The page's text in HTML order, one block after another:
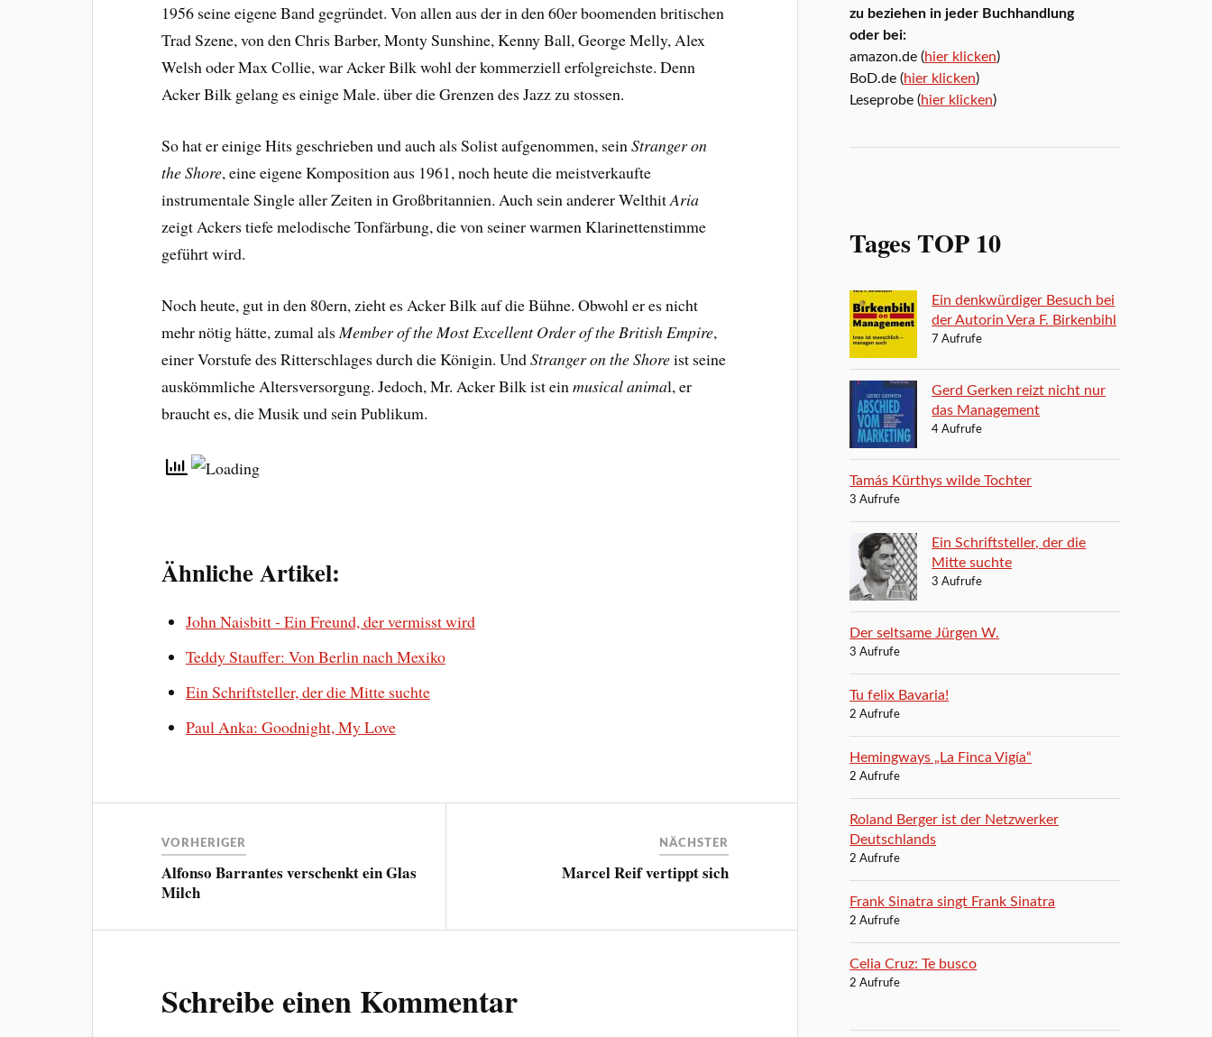
1956 seine eigene Band gegründet. Von allen aus der in den 60er boomenden britischen
Trad Szene, von den Chris Barber, Monty Sunshine, Kenny Ball, George Melly, Alex
Welsh oder Max Collie, war Acker Bilk wohl der kommerziell erfolgreichste. Denn
Acker Bilk gelang es einige Male. über die Grenzen des Jazz zu stossen.
So hat er einige Hits geschrieben und auch als Solist aufgenommen, seinStranger on
the Shore, eine eigene Komposition aus 1961, noch heute die meistverkaufte
instrumentale Single aller Zeiten in Großbritannien. Auch sein anderer WelthitAria
zeigt Ackers tiefe melodische Tonfärbung, die von seiner warmen Klarinettenstimme
geführt wird.
Noch heute, gut in den 80ern, zieht es Acker Bilk auf die Bühne. Obwohl er es nicht
mehr nötig hätte, zumal als Member of the Most Excellent Order of the British Empire,
einer Vorstufe des Ritterschlages durch die Königin. UndStranger on the Shoreist seine
auskömmliche Altersversorgung. Jedoch, Mr. Acker Bilk ist einmusical animal, er
braucht es, die Musik und sein Publikum.
Ähnliche Artikel:
John Naisbitt - Ein Freund, der vermisst wird
Teddy Stauffer: Von Berlin nach Mexiko
Ein Schriftsteller, der die Mitte suchte
Paul Anka: Goodnight, My Love
VORHERIGER
Alfonso Barrantes verschenkt ein Glas
Milch
NÄCHSTER
Marcel Reif vertippt sich
Schreibe einen Kommentar
zu beziehen in jeder Buchhandlung
oder bei:
amazon.de (hier klicken)
BoD.de (hier klicken)
Leseprobe (hier klicken)
Tages TOP 10
Ein denkwürdiger Besuch bei
der Autorin Vera F. Birkenbihl
7 Aufrufe
Gerd Gerken reizt nicht nur
das Management
4 Aufrufe
Tamás Kürthys wilde Tochter
3 Aufrufe
Ein Schriftsteller, der die
Mitte suchte
3 Aufrufe
Der seltsame Jürgen W.
3 Aufrufe
Tu felix Bavaria!
2 Aufrufe
Hemingways „La Finca Vigía“
2 Aufrufe
Roland Berger ist der Netzwerker
Deutschlands
2 Aufrufe
Frank Sinatra singt Frank Sinatra
2 Aufrufe
Celia Cruz: Te busco
2 Aufrufe